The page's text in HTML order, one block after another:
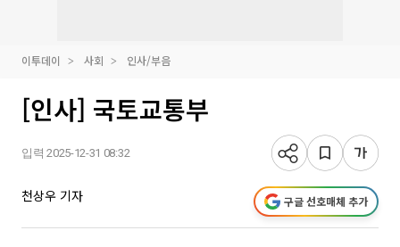
이투데이 사회 인사/부음
[인사] 국토교통부
입력 2025-12-31 08:32
천상우 기자 구글 선호매체 추가